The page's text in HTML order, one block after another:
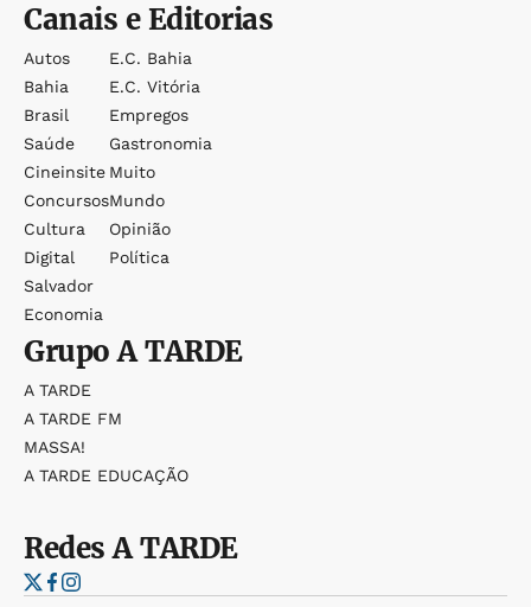
Canais e Editorias
Autos
Bahia
Brasil
Saúde
Cineinsite
Concursos
Cultura
Digital
Salvador
Economia
E.c. Bahia
E.c. Vitória
Empregos
Gastronomia
Muito
Mundo
Opinião
Política
GrupoA TARDE
A TARDE
A TARDE FM
MASSA!
A TARDE EDUCAÇÃO
RedesA TARDE